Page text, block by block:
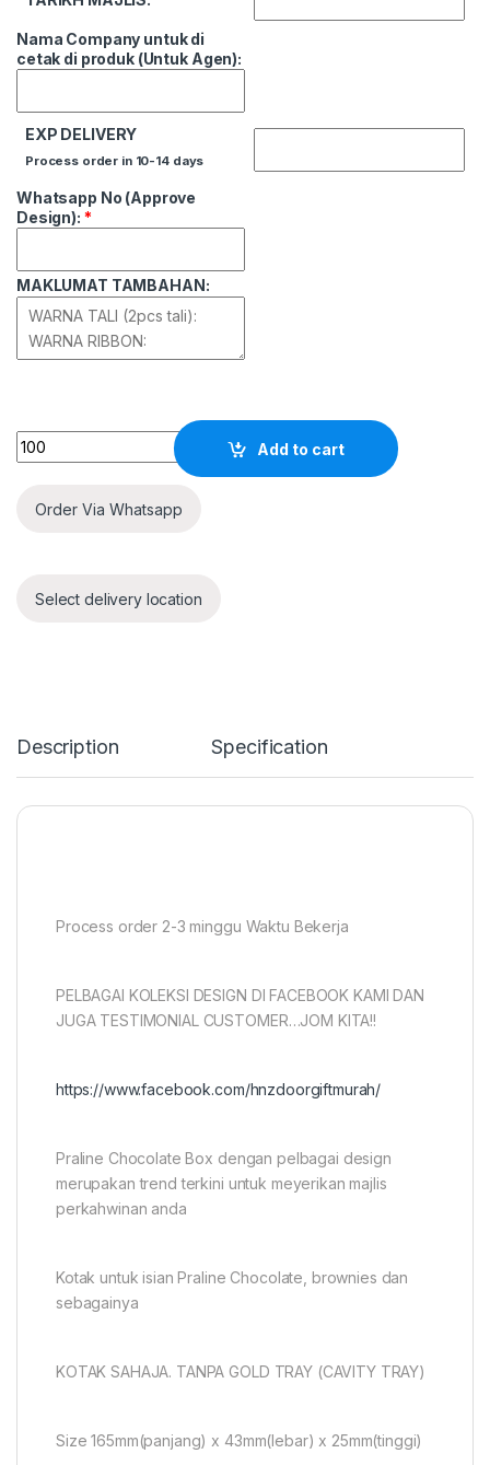
Nama Company untuk di
cetak di produk (Untuk Agen):
EXP DELIVERY
Process order in 10-14 days
Whatsapp No (Approve
Design): *
MAKLUMAT TAMBAHAN:
Quantity
Add to cart
Order Via Whatsapp
Select delivery location
Description Specification
Process order 2-3 minggu Waktu Bekerja
PELBAGAI KOLEKSI DESIGN DI FACEBOOK KAMI DAN
JUGA TESTIMONIAL CUSTOMER…JOM KITA!!
https://www.facebook.com/hnzdoorgiftmurah/
Praline Chocolate Box dengan pelbagai design
merupakan trend terkini untuk meyerikan majlis
perkahwinan anda
Kotak untuk isian Praline Chocolate, brownies dan
sebagainya
KOTAK SAHAJA. TANPA GOLD TRAY (CAVITY TRAY)
Size 165mm(panjang) x 43mm(lebar) x 25mm(tinggi)